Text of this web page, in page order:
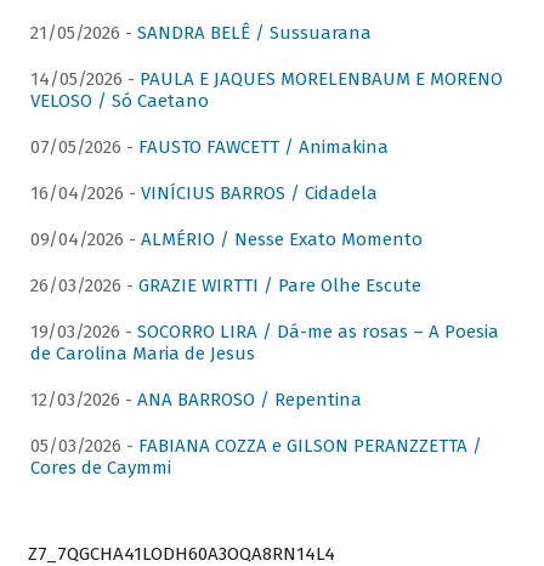
21/05/2026 - SANDRA BELÊ / Sussuarana
14/05/2026 - PAULA E JAQUES MORELENBAUM E MORENO
VELOSO / Só Caetano
07/05/2026 - FAUSTO FAWCETT / Animakina
16/04/2026 - VINÍCIUS BARROS / Cidadela
09/04/2026 - ALMÉRIO / Nesse Exato Momento
26/03/2026 - GRAZIE WIRTTI / Pare Olhe Escute
19/03/2026 - SOCORRO LIRA / Dá-me as rosas – A Poesia
de Carolina Maria de Jesus
12/03/2026 - ANA BARROSO / Repentina
05/03/2026 - FABIANA COZZA e GILSON PERANZZETTA /
Cores de Caymmi
Z7_7QGCHA41LODH60A3OQA8RN14L4